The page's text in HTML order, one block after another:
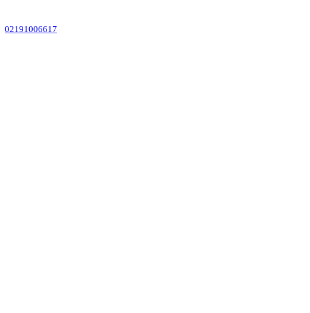
02191006617